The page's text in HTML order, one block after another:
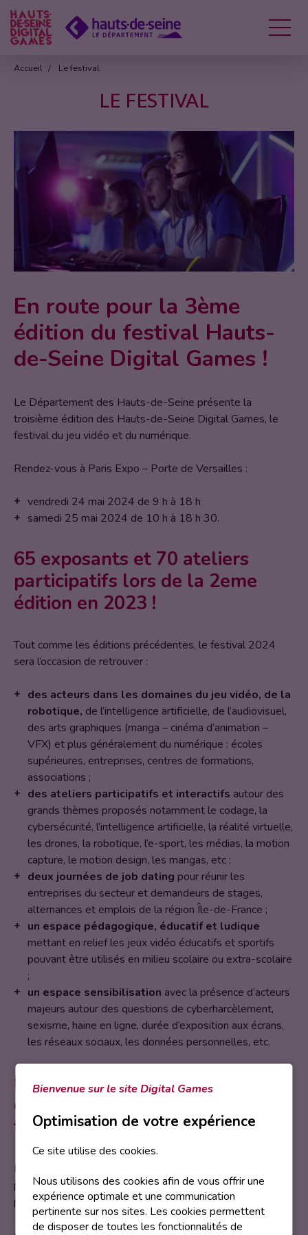
Accueil Le festival
LE FESTIVAL
En route pour la 3ème
édition du festival Hauts-
de-Seine Digital Games !
Le Département des Hauts-de-Seine présente la
troisième édition des Hauts-de-Seine Digital Games, le
festival du jeu vidéo et du numérique.
Rendez-vous à Paris Expo – Porte de Versailles :
vendredi 24 mai 2024 de 9 h à 18 h
samedi 25 mai 2024 de 10 h à 18 h 30.
65 exposants et 70 ateliers
participatifs lors de la 2eme
édition en 2023 !
Tout comme les éditions précédentes, le festival 2024
sera l’occasion de retrouver :
des acteurs dans les domaines du jeu vidéo, de la
robotique, de l’intelligence artificielle, de l’audiovisuel,
des arts graphiques (manga – cinéma d’animation –
VFX) et plus généralement du numérique : écoles
supérieures, entreprises, centres de formations,
associations ;
des ateliers participatifs et interactifs autour des
grands thèmes proposés notamment le codage, la
cybersécurité, l’intelligence artificielle, la réalité virtuelle,
les drones, la robotique, l’e-sport, les médias, la motion
capture, le motion design, les mangas, etc ;
deux journées de job dating pour réunir les
entreprises du secteur et demandeurs de stages,
alternances et emplois de la région Île-de-France ;
un espace pédagogique, éducatif et ludique
mettant en relief les jeux vidéo éducatifs et sportifs
pouvant être utilisés en milieu scolaire ou extra-scolaire
;
un espace sensibilisation avec la présence d’acteurs
majeurs autour des questions de cyberharcèlement,
sexisme, haine en ligne, durée d’exposition aux écrans,
les réseaux sociaux, les données personnelles, etc.
Plus de 120 postes de jeux
disponibles et de nombreux
tournois organisés !
Le Festival Hauts-de-Seine Digital Games est soutenu
par de nombreux acteurs du secteur du jeu vidéo ce qui
permettra aux visiteurs de découvrir :
Bienvenue sur le site Digital Games
Optimisation de votre expérience
Ce site utilise des cookies.
Nous utilisons des cookies afin de vous offrir une
expérience optimale et une communication
pertinente sur nos sites. Les cookies permettent
de disposer de toutes les fonctionnalités de